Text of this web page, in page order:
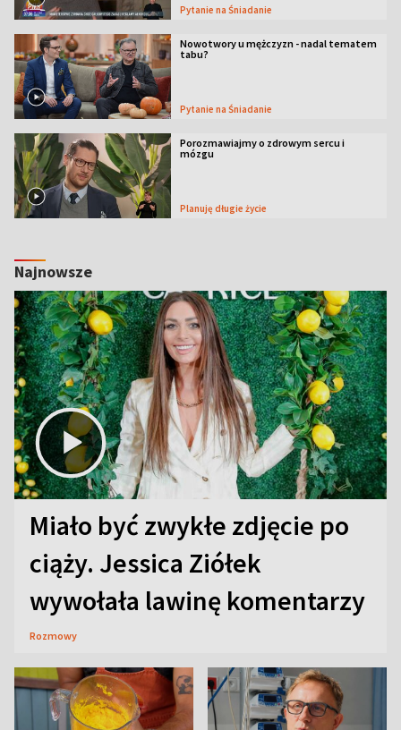
Pytanie na Śniadanie
Nowotwory u mężczyzn - nadal tematem
tabu?
Pytanie na Śniadanie
Porozmawiajmy o zdrowym sercu i
mózgu
Planuję długie życie
Najnowsze
Miało być zwykłe zdjęcie po
ciąży. Jessica Ziółek
wywołała lawinę komentarzy
Rozmowy